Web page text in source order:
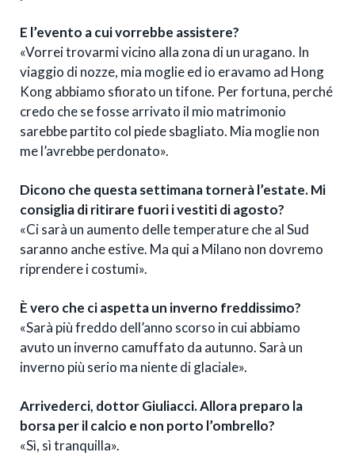
E l’evento a cui vorrebbe assistere?
«Vorrei trovarmi vicino alla zona di un uragano. In
viaggio di nozze, mia moglie ed io eravamo ad Hong
Kong abbiamo sfiorato un tifone. Per fortuna, perché
credo che se fosse arrivato il mio matrimonio
sarebbe partito col piede sbagliato. Mia moglie non
me l’avrebbe perdonato».
Dicono che questa settimana tornerà l’estate. Mi
consiglia di ritirare fuori i vestiti di agosto?
«Ci sarà un aumento delle temperature che al Sud
saranno anche estive. Ma qui a Milano non dovremo
riprendere i costumi».
È vero che ci aspetta un inverno freddissimo?
«Sarà più freddo dell’anno scorso in cui abbiamo
avuto un inverno camuffato da autunno. Sarà un
inverno più serio ma niente di glaciale».
Arrivederci, dottor Giuliacci. Allora preparo la
borsa per il calcio e non porto l’ombrello?
«Sì, sì tranquilla».